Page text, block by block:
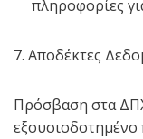
πληροφορίες
7. Αποδέκτες
Πρόσβαση στα